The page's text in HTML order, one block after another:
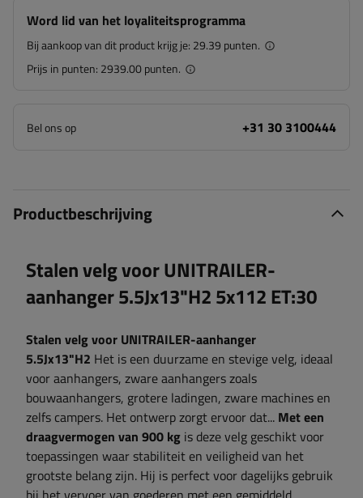
Word lid van het loyaliteitsprogramma
Bij aankoop van dit product krijg je: 29.39 punten.
Prijs in punten: 2939.00 punten.
Bel ons op +31 30 3100444
Productbeschrijving
Stalen velg voor UNITRAILER-
aanhanger 5.5Jx13"H2 5x112 ET:30
Stalen velg voor UNITRAILER-aanhanger
5.5Jx13"H2 Het is een duurzame en stevige velg, ideaal
voor aanhangers, zware aanhangers zoals
bouwaanhangers, grotere ladingen, zware machines en
zelfs campers. Het ontwerp zorgt ervoor dat... Met een
draagvermogen van 900 kg is deze velg geschikt voor
toepassingen waar stabiliteit en veiligheid van het
grootste belang zijn. Hij is perfect voor dagelijks gebruik